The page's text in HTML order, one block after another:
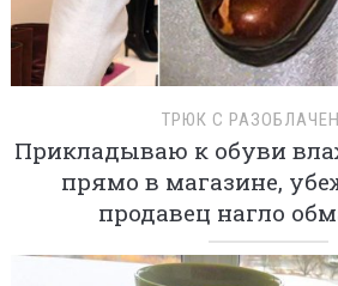
ТРЮК С
Прикладываю к обуви
прямо в магазине,
продавец нагло